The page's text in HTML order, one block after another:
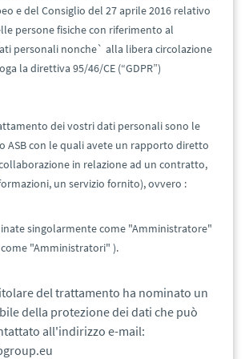
e del Consiglio del 27 aprile 2016 relativo
persone fisiche con riferimento al
personali nonche` alla libera circolazione
la direttiva 95/46/CE (“GDPR”)
dei vostri dati personali sono le
ASB con le quali avete un rapporto diretto
in relazione ad un contratto,
un servizio fornito), ovvero :
singolarmente come "Amministratore"
"Amministratori" ).
del trattamento ha nominato un
della protezione dei dati che può
all'indirizzo e-mail: